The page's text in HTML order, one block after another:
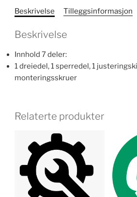
Beskrivelse Tilleggsinformasjon
Beskrivelse
Innhold 7 deler:
1 dreiedel, 1 sperredel, 1
monteringsskruer
Relaterte produkter